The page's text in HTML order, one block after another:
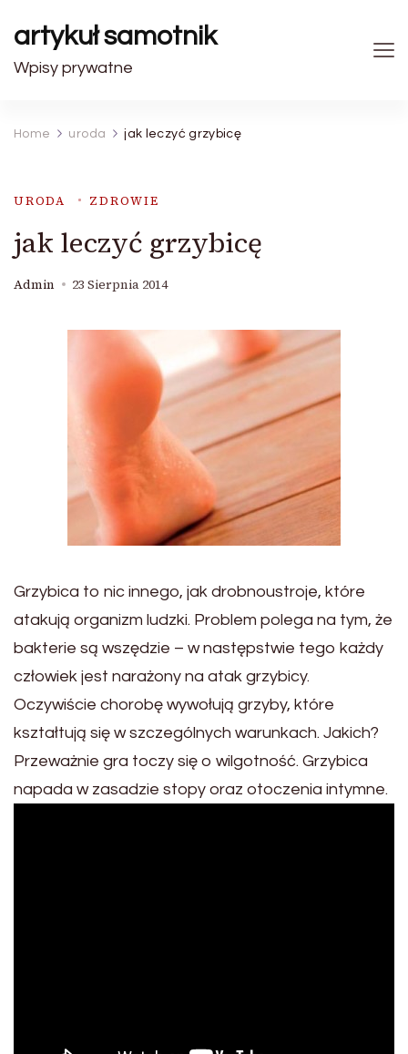
artykuł samotnik
Wpisy prywatne
Home uroda jak leczyć grzybicę
URODA ZDROWIE
jak leczyć grzybicę
Admin 23 Sierpnia 2014
Grzybica to nic innego, jak drobnoustroje, które
atakują organizm ludzki. Problem polega na tym, że
bakterie są wszędzie – w następstwie tego każdy
człowiek jest narażony na atak grzybicy.
Oczywiście chorobę wywołują grzyby, które
kształtują się w szczególnych warunkach. Jakich?
Przeważnie gra toczy się o wilgotność. Grzybica
napada w zasadzie stopy oraz otoczenia intymne.